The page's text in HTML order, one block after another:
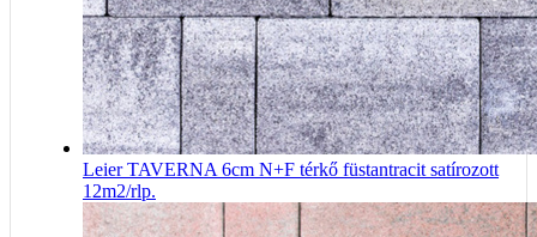
Leier TAVERNA 6cm N+F térkő füstantracit satírozott
12m2/rlp.